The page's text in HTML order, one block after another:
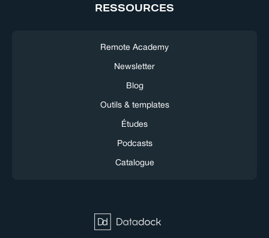
RESSOURCES
Remote Academy
Newsletter
Blog
Outils & templates
Études
Podcasts
Catalogue